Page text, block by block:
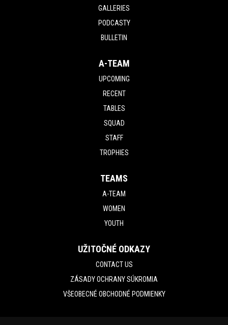
GALLERIES
PODCASTY
BULLETIN
A-TEAM
UPCOMING
RECENT
TABLES
SQUAD
STAFF
TROPHIES
TEAMS
A-TEAM
WOMEN
YOUTH
UŽITOČNÉ ODKAZY
CONTACT US
ZÁSADY OCHRANY SÚKROMIA
VŠEOBECNÉ OBCHODNÉ PODMIENKY